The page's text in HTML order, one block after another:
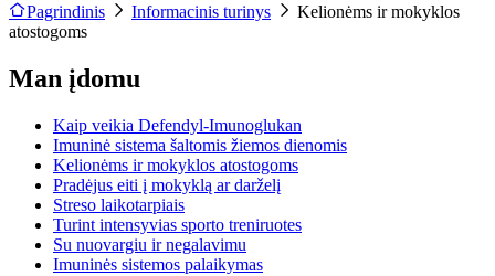
Pagrindinis Informacinis turinys
Kelionėms ir mokyklos
atostogoms
Man įdomu
Kaip veikia Defendyl-Imunoglukan
Imuninė sistema šaltomis žiemos dienomis
Kelionėms ir mokyklos atostogoms
Pradėjus eiti į mokyklą ar darželį
Streso laikotarpiais
Turint intensyvias sporto treniruotes
Su nuovargiu ir negalavimu
Imuninės sistemos palaikymas